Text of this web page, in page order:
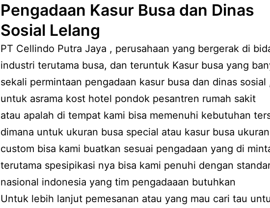
Pengadaan Kasur Busa dan Dinas
Sosial Lelang
PT Cellindo Putra Jaya , perusahaan yang bergerak di
industri terutama busa, dan teruntuk Kasur busa yang
sekali permintaan pengadaan kasur busa dan dinas sosial
untuk asrama kost hotel pondok pesantren rumah sakit
atau apalah di tempat kami bisa memenuhi kebutuhan
dimana untuk ukuran busa special atau kasur busa ukuran
custom bisa kami buatkan sesuai pengadaan yang di
terutama spesipikasi nya bisa kami penuhi dengan
nasional indonesia yang tim pengadaaan butuhkan
Untuk lebih lanjut pemesanan atau yang mau cari tau